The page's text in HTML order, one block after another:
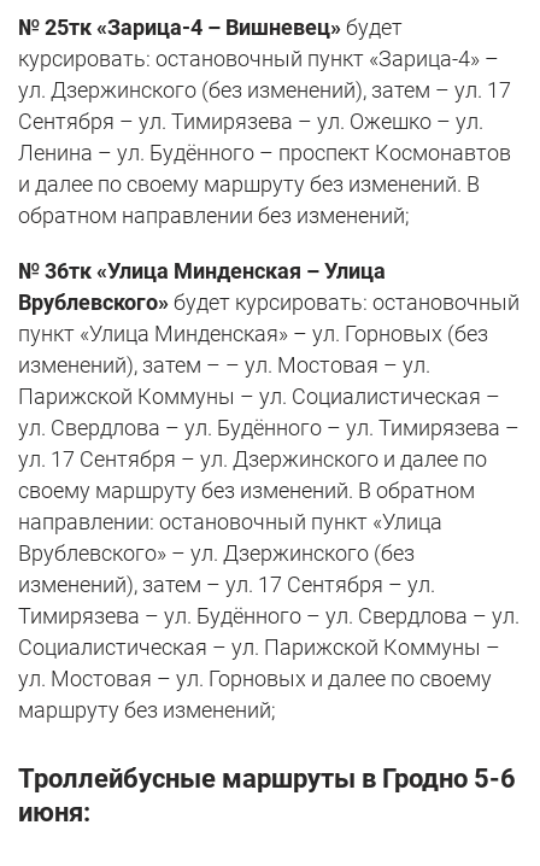
№ 25тк «Зарица-4 – Вишневец»будет
курсировать: остановочный пункт «Зарица-4» –
ул. Дзержинского (без изменений), затем – ул. 17
Сентября – ул. Тимирязева – ул. Ожешко – ул.
Ленина – ул. Будённого – проспект Космонавтов
и далее по своему маршруту без изменений. В
обратном направлении без изменений;
№ 36тк «Улица Минденская – Улица
Врублевского»будет курсировать: остановочный
пункт «Улица Минденская» – ул. Горновых (без
изменений), затем – – ул. Мостовая – ул.
Парижской Коммуны – ул. Социалистическая –
ул. Свердлова – ул. Будённого – ул. Тимирязева –
ул. 17 Сентября – ул. Дзержинского и далее по
своему маршруту без изменений. В обратном
направлении: остановочный пункт «Улица
Врублевского» – ул. Дзержинского (без
изменений), затем – ул. 17 Сентября – ул.
Тимирязева – ул. Будённого – ул. Свердлова – ул.
Социалистическая – ул. Парижской Коммуны –
ул. Мостовая – ул. Горновых и далее по своему
маршруту без изменений;
Троллейбусные маршруты в Гродно 5-6
июня: